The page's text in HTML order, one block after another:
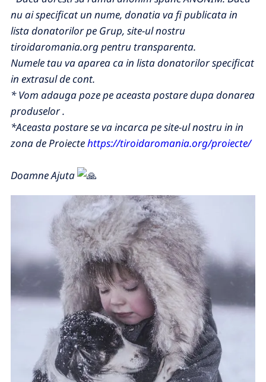
nu ai specificat un nume, donatia va fi publicata in
lista donatorilor pe Grup, site-ul nostru
tiroidaromania.org pentru transparenta.
Numele tau va aparea ca in lista donatorilor specificat
in extrasul de cont.
* Vom adauga poze pe aceasta postare dupa donarea
produselor .
*Aceasta postare se va incarca pe site-ul nostru in in
zona de Proiectehttps://tiroidaromania.org/proiecte/
Doamne Ajuta